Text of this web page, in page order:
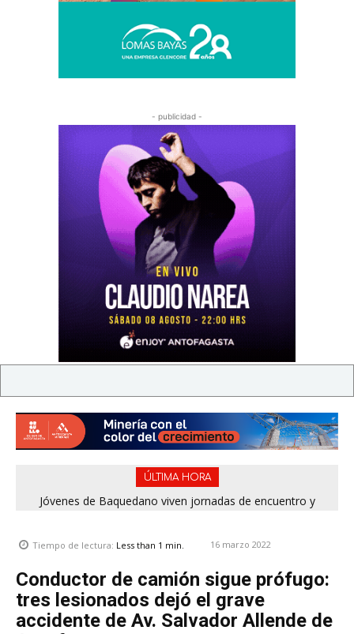
- publicidad -